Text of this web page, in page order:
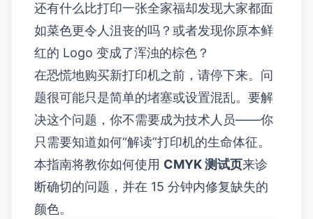
还有什么比打印一张全家福却发现大家都面
如菜色更令人沮丧的吗？或者发现你原本鲜
红的 Logo 变成了浑浊的棕色？
在恐慌地购买新打印机之前，请停下来。问
题很可能只是简单的堵塞或设置混乱。要解
决这个问题，你不需要成为技术人员——你
只需要知道如何“解读”打印机的生命体征。
本指南将教你如何使用 CMYK 测试页来诊
断确切的问题，并在 15 分钟内修复缺失的
颜色。